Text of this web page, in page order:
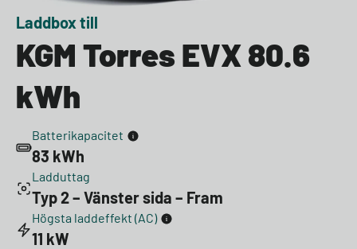
Laddbox till
KGM Torres EVX 80.6
kWh
Batterikapacitet
83 kWh
Ladduttag
Typ 2 – Vänster sida – Fram
Högsta laddeffekt (AC)
11 kW